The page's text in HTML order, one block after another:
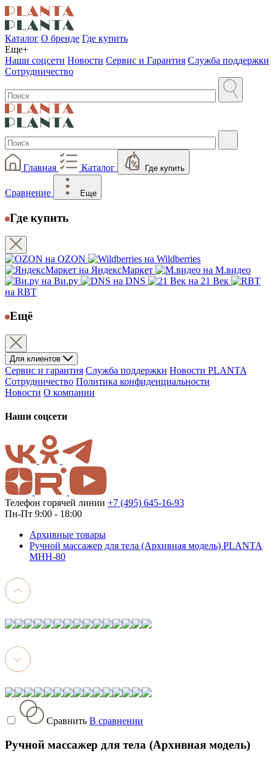
Каталог О бренде Где купить
Еще+
Наши соцсети Новости Сервис и Гарантия Служба поддержки
Сотрудничество
Главная Каталог Где купить
Сравнение Еще
Где купить
на OZON
на Wildberries
на ЯндексМаркет
на М.видео
на Ви.ру
на DNS
на 21 Век
на RBT
Ещё
Для клиентов
Сервис и гарантия Служба поддержки Новости PLANTA
Сотрудничество Политика конфиденциальности
Новости О компании
Наши соцсети
Телефон горячей линии +7 (495) 645-16-93
Пн-Пт 9:00 - 18:00
Архивные товары
Ручной массажер для тела (Архивная модель) PLANTA
MHH-80
Сравнить В сравнении
Ручной массажер для тела (Архивная модель)